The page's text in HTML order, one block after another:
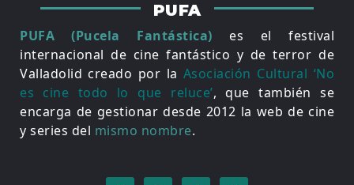
PUFA
PUFA (Pucela Fantástica) es el festival
internacional de cine fantástico y de terror de
Valladolid creado por la Asociación Cultural ‘No
es cine todo lo que reluce’, que también se
encarga de gestionar desde 2012 la web de cine
y series del mismo nombre.